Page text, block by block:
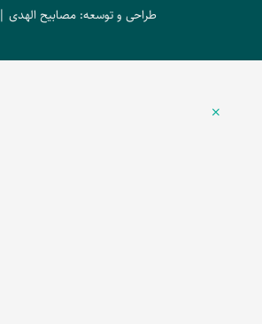
طراحی و توسعه: مصابیح الهدی | 2026